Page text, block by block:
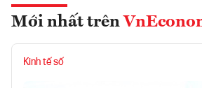
Mới nhất trên
Kinh tế số